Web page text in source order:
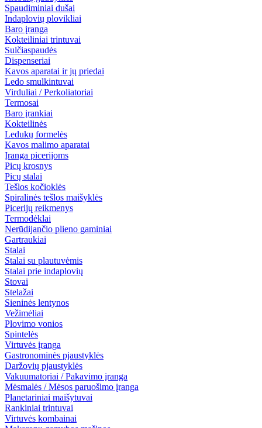
Spaudiminiai dušai
Indaplovių plovikliai
Baro įranga
Kokteiliniai trintuvai
Sulčiaspaudės
Dispenseriai
Kavos aparatai ir jų priedai
Ledo smulkintuvai
Virduliai / Perkoliatoriai
Termosai
Baro įrankiai
Kokteilinės
Ledukų formelės
Kavos malimo aparatai
Įranga picerijoms
Picų krosnys
Picų stalai
Tešlos kočioklės
Spiralinės tešlos maišyklės
Picerijų reikmenys
Termodėklai
Nerūdijančio plieno gaminiai
Gartraukiai
Stalai
Stalai su plautuvėmis
Stalai prie indaplovių
Stovai
Stelažai
Sieninės lentynos
Vežimėliai
Plovimo vonios
Spintelės
Virtuvės įranga
Gastronominės pjaustyklės
Daržovių pjaustyklės
Vakuumatoriai / Pakavimo įranga
Mėsmalės / Mėsos paruošimo įranga
Planetariniai maišytuvai
Rankiniai trintuvai
Virtuvės kombainai